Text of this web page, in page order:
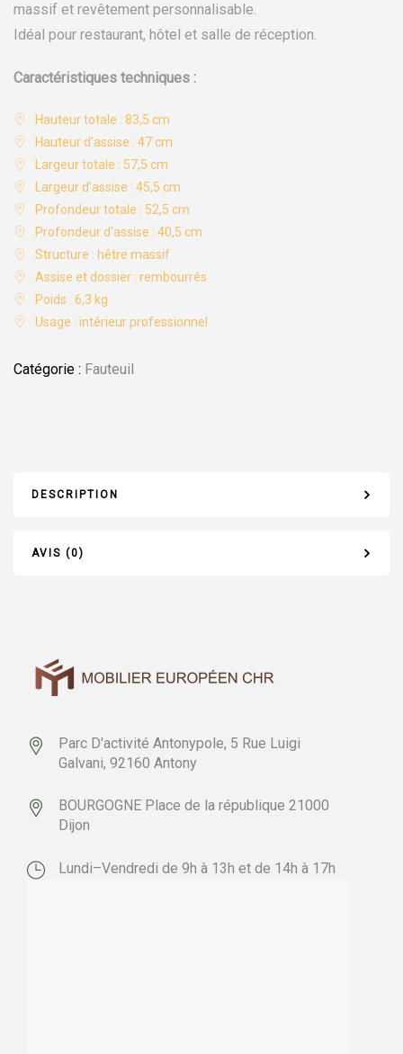
massif et revêtement personnalisable.
Idéal pour restaurant, hôtel et salle de réception.
Caractéristiques techniques :
Hauteur totale : 83,5 cm
Hauteur d’assise : 47 cm
Largeur totale : 57,5 cm
Largeur d’assise : 45,5 cm
Profondeur totale : 52,5 cm
Profondeur d’assise : 40,5 cm
Structure : hêtre massif
Assise et dossier : rembourrés
Poids : 6,3 kg
Usage : intérieur professionnel
Catégorie : Fauteuil
DESCRIPTION
AVIS (0)
Parc D'activité Antonypole, 5 Rue Luigi
Galvani, 92160 Antony
BOURGOGNE Place de la république 21000
Dijon
Lundi–Vendredi de 9h à 13h et de 14h à 17h